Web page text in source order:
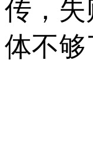
传，
体不